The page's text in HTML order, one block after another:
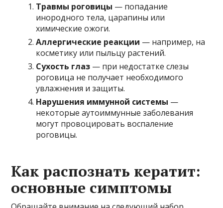
Травмы роговицы — попадание
инородного тела, царапины или
химические ожоги.
Аллергические реакции — например, на
косметику или пыльцу растений.
Сухость глаз — при недостатке слезы
роговица не получает необходимого
увлажнения и защиты.
Нарушения иммунной системы —
некоторые аутоиммунные заболевания
могут провоцировать воспаление
роговицы.
Как распознать кератит:
основные симптомы